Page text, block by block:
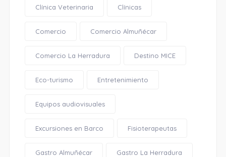
Clínica Veterinaria Clínicas
Comercio Comercio Almuñécar
Comercio La Herradura Destino MICE
Eco-turismo Entretenimiento
Equipos audiovisuales
Excursiones en Barco Fisioterapeutas
Gastro Almuñécar Gastro La Herradura